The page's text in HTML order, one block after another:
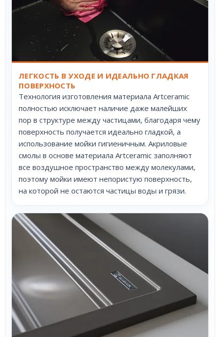
ЛЕГКОСТЬ В УХОДЕ И ИДЕАЛЬНО ГЛАДКАЯ
ПОВЕРХНОСТЬ
Технология изготовления материала Artceramic
полностью исключает наличие даже малейших
пор в структуре между частицами, благодаря чему
поверхность получается идеально гладкой, а
использование мойки гигиеничным. Акриловые
смолы в основе материала Artceramic заполняют
все воздушное пространство между молекулами,
поэтому мойки имеют непористую поверхность,
на которой не остаются частицы воды и грязи.